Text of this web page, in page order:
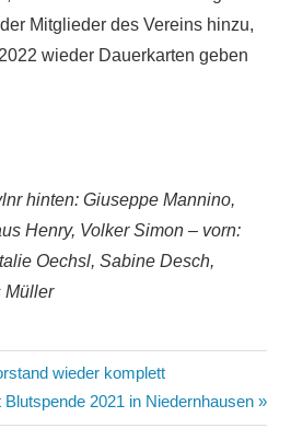
Mitglieder des Vereins hinzu,
wieder Dauerkarten geben
hinten: Giuseppe Mannino,
Henry, Volker Simon – vorn:
Oechsl, Sabine Desch,
Müller
wieder komplett
Blutspende 2021 in Niedernhausen